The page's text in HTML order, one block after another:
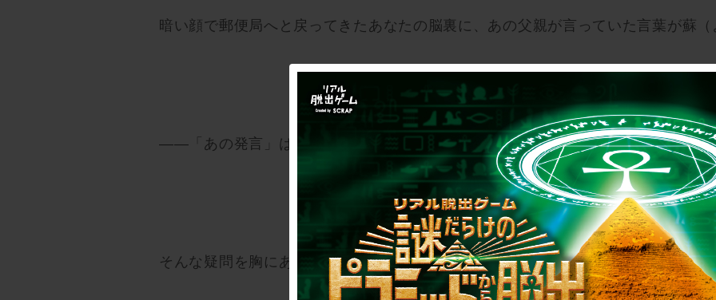
暗い顔で郵便局へと戻ってきたあなたの脳裏に、あの父親が言っていた言葉が蘇
――「あの発言」は一体どういう意味だったのだろうか？
そんな疑問を胸にあなたは、念のためにと撮っておいた手紙の写真を眺めます。